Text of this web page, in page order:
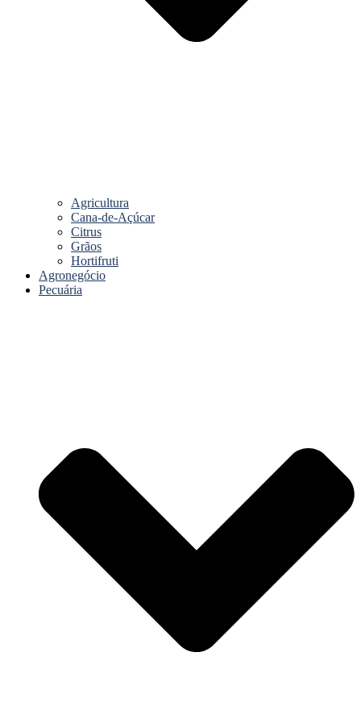
Agricultura
Cana-de-Açúcar
Citrus
Grãos
Hortifruti
Agronegócio
Pecuária